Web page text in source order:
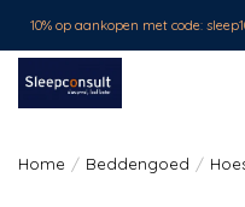
10% op aankopen met code:
Home / Beddengoed /